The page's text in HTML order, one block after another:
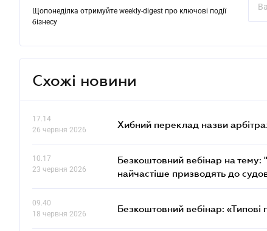
Щопонеділка отримуйте weekly-digest про ключові події
бізнесу
Схожі новини
17.14
26 червня 2026
Хибний переклад назви
10.17
23 червня 2026
Безкоштовний вебінар на тему:
найчастіше призводять до
09.40
18 червня 2026
Безкоштовний вебінар: